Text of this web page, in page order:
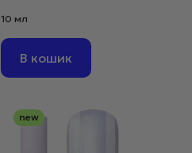
10 мл
10 мл
В кошик
new